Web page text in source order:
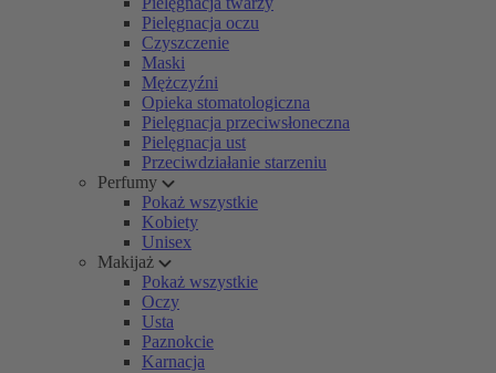
Pielęgnacja oczu
Czyszczenie
Maski
Mężczyźni
Opieka stomatologiczna
Pielęgnacja przeciwsłoneczna
Pielęgnacja ust
Przeciwdziałanie starzeniu
Perfumy
Pokaż wszystkie
Kobiety
Unisex
Makijaż
Pokaż wszystkie
Oczy
Usta
Paznokcie
Karnacja